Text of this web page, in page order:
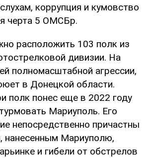
коррупция и кумовство
черта 5 ОМСБр.
расположить 103 полк из
дивизии. На
полномасштабной агрессии,
в Донецкой области.
полк понес еще в 2022 году
Мариуполь. Его
непосредственно причастны
нанесенным Мариуполю,
и гибели от обстрелов